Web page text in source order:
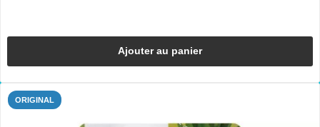
Ajouter au panier
ORIGINAL